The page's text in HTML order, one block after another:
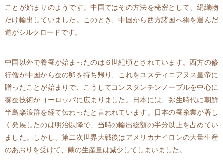
ことが始まりのようです。中国ではその方法を秘密として、絹織物
だけ輸出していました。このとき、中国から西方諸国へ絹を運んだ
道がシルクロードです。
中国以外で養蚕が始まったのは６世紀頃とされています。西方の修
行僧が中国から蚕の卵を持ち帰り、これをユスティニアヌス皇帝に
贈ったことが始まりで、こうしてコンスタンチンノーブルを中心に
養蚕技術がヨーロッパに広まりました。日本には、弥生時代に朝鮮
半島楽浪群を経て伝わったと言われています。日本の蚕糸業が著し
く発展したのは明治以降で、当時の輸出総額の半分以上を占めてい
ました。しかし、第二次世界大戦後はアメリカナイロンの大量生産
のあおりを受けて、繭の生産量は減少してしまいました。